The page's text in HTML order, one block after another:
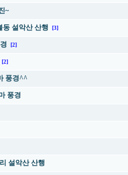
~
동 설악산 산행 [3]
[2]
[2]
풍경^^
풍경
설악산 산행